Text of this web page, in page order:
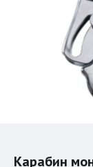
Карабин